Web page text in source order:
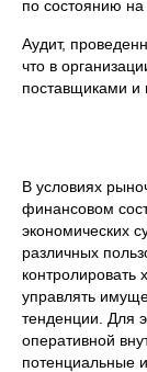
по состоянию на
Аудит,
что в
поставщиками и
В условиях
финансовом
экономических
различных
контролировать
управлять
тенденции. Для
оперативной
потенциальные